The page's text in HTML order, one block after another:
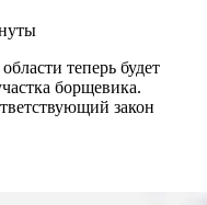
теперь будет
борщевика.
закон